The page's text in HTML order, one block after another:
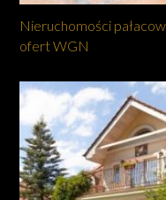
Nieruchomości
ofert WGN